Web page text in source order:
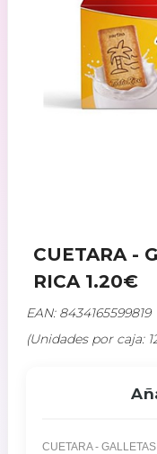
CUETARA -
RICA 1.20€
EAN: 8434165599819
(Unidades por caja:
CUETARA -